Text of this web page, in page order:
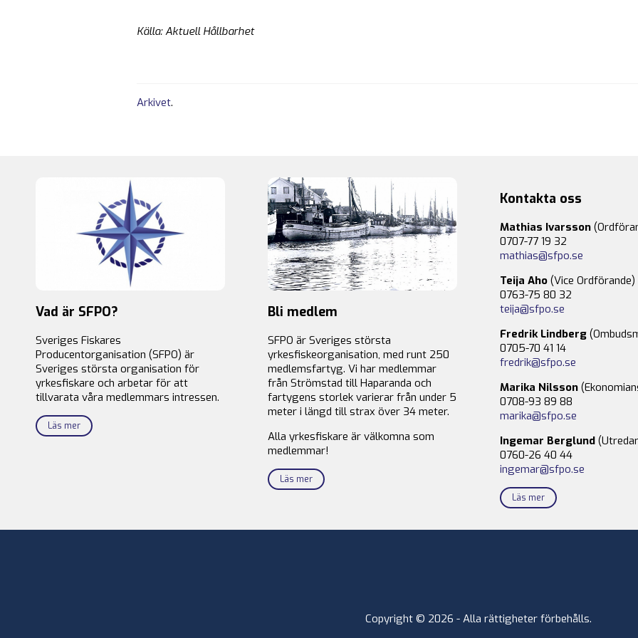
Källa: Aktuell Hållbarhet
Arkivet.
Vad är SFPO?
Sveriges Fiskares
Producentorganisation (SFPO) är
Sveriges största organisation för
yrkesfiskare och arbetar för att
tillvarata våra medlemmars intressen.
Läs mer
Bli medlem
SFPO är Sveriges största
yrkesfiskeorganisation, med runt 250
medlemsfartyg. Vi har medlemmar
från Strömstad till Haparanda och
fartygens storlek varierar från under 5
meter i längd till strax över 34 meter.
Alla yrkesfiskare är välkomna som
medlemmar!
Läs mer
Kontakta oss
Mathias Ivarsson
0707-77 19 32
mathias@sfpo.se
Teija Aho (Vice Ordförande)
0763-75 80 32
teija@sfpo.se
Fredrik Lindberg
0705-70 41 14
fredrik@sfpo.se
Marika Nilsson
0708-93 89 88
marika@sfpo.se
Ingemar Berglund
0760-26 40 44
ingemar@sfpo.se
Läs mer
Copyright © 2026 - Alla rättigheter förbehålls.